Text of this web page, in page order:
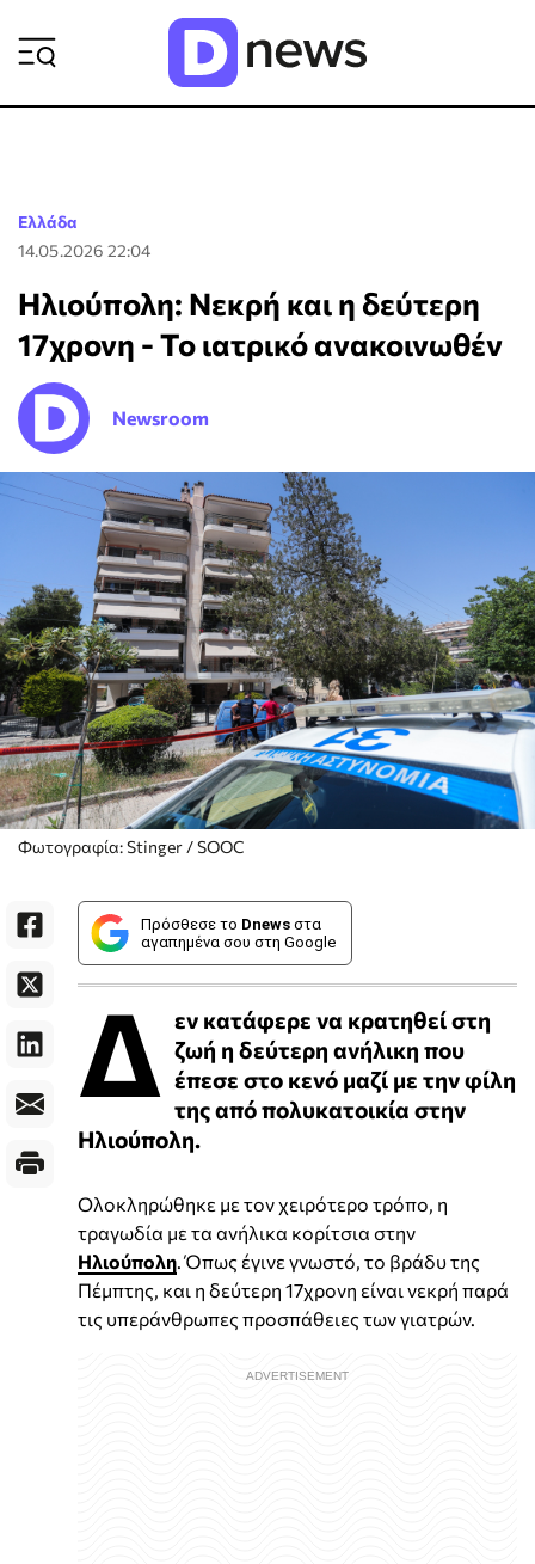
Ελλάδα
14.05.2026 22:04
Ηλιούπολη: Νεκρή και η δεύτερη
17χρονη - Το ιατρικό ανακοινωθέν
Newsroom
Φωτογραφία: Stinger / SOOC
Πρόσθεσε το Dnews στα
αγαπημένα σου στη Google
Δ εν κατάφερε να κρατηθεί στη
ζωή η δεύτερη ανήλικη που
έπεσε στο κενό μαζί με την φίλη
της από πολυκατοικία στην
Ηλιούπολη.
Ολοκληρώθηκε με τον χειρότερο τρόπο, η
τραγωδία με τα ανήλικα κορίτσια στην
Ηλιούπολη . Όπως έγινε γνωστό, το βράδυ της
Πέμπτης, και η δεύτερη 17χρονη είναι νεκρή παρά
τις υπεράνθρωπες προσπάθειες των γιατρών.